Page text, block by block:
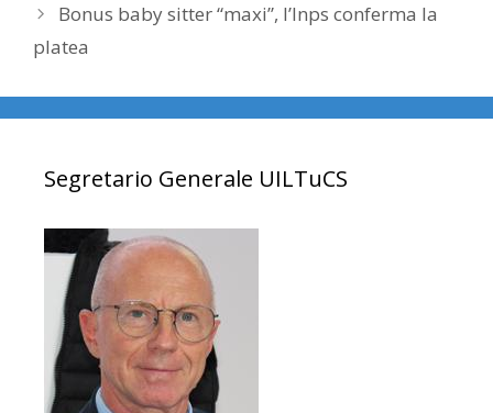
Bonus baby sitter “maxi”, l’Inps conferma la
platea
Segretario Generale UILTuCS